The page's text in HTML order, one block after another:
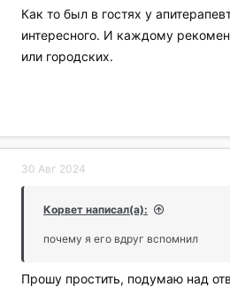
Как то был в гостях у
интересного. И каждому
или городских.
30 Авг 2024
Корвет написал(а):
почему я его вдруг вспомнил
Прошу простить, подумаю над